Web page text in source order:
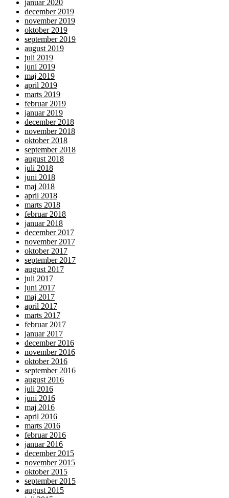
januar 2020
december 2019
november 2019
oktober 2019
september 2019
august 2019
juli 2019
juni 2019
maj 2019
april 2019
marts 2019
februar 2019
januar 2019
december 2018
november 2018
oktober 2018
september 2018
august 2018
juli 2018
juni 2018
maj 2018
april 2018
marts 2018
februar 2018
januar 2018
december 2017
november 2017
oktober 2017
september 2017
august 2017
juli 2017
juni 2017
maj 2017
april 2017
marts 2017
februar 2017
januar 2017
december 2016
november 2016
oktober 2016
september 2016
august 2016
juli 2016
juni 2016
maj 2016
april 2016
marts 2016
februar 2016
januar 2016
december 2015
november 2015
oktober 2015
september 2015
august 2015